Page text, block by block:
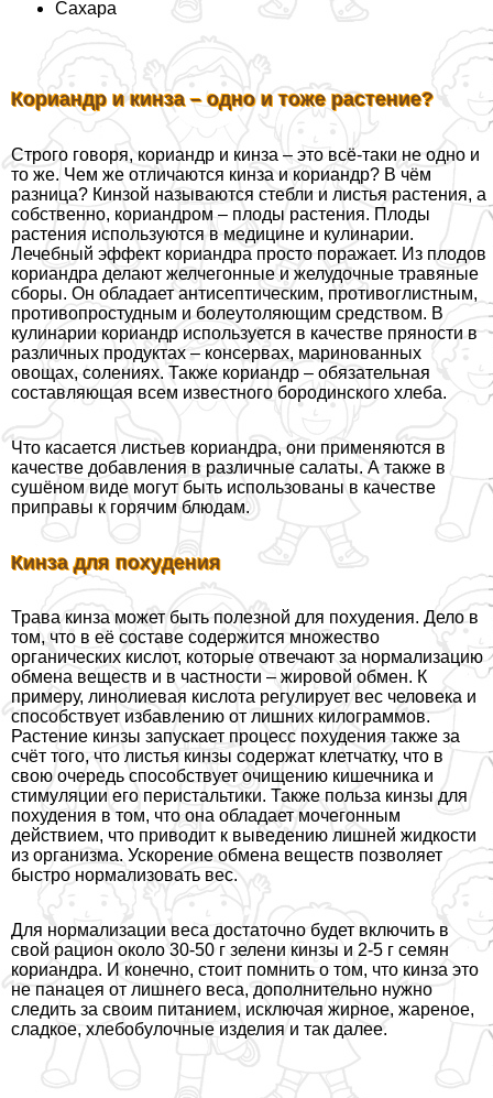
Сахара
Кориандр и кинза – одно и тоже растение?
Строго говоря, кориандр и кинза – это всё-таки не одно и
то же. Чем же отличаются кинза и кориандр? В чём
разница? Кинзой называются стeбли и листья растения, а
собственно, кориандром – плоды растения. Плоды
растения используются в медицине и кулинарии.
Лечебный эффект кориандра просто поражает. Из плодов
кориандра делают желчегонные и желудочные травяные
сборы. Он обладает антисептическим, противоглистным,
противопростудным и болеутоляющим средством. В
кулинарии кориандр используется в качестве пряности в
различных продуктах – консервах, маринованных
овощах, солениях. Также кориандр – обязательная
составляющая всем известного бородинского хлеба.
Что касается листьев кориандра, они применяются в
качестве добавления в различные салаты. А также в
сушёном виде могут быть использованы в качестве
приправы к горячим блюдам.
Кинза для похудения
Трава кинза может быть полезной для похудения. Дело в
том, что в её составе содержится множество
органических кислот, которые отвечают за нормализацию
обмена веществ и в частности – жировой обмен. К
примеру, линолиевая кислота регулирует вес человека и
способствует избавлению от лишних килограммов.
Растение кинзы запускает процесс похудения также за
счёт того, что листья кинзы содержат клетчатку, что в
свою очередь способствует очищению кишечника и
стимуляции его перистальтики. Также польза кинзы для
похудения в том, что она обладает мочегонным
действием, что приводит к выведению лишней жидкости
из организма. Ускорение обмена веществ позволяет
быстро нормализовать вес.
Для нормализации веса достаточно будет включить в
свой рацион около 30-50 г зелени кинзы и 2-5 г семян
кориандра. И конечно, стоит помнить о том, что кинза это
не панацея от лишнего веса, дополнительно нужно
следить за своим питанием, исключая жирное, жареное,
сладкое, хлебобулочные изделия и так далее.